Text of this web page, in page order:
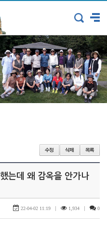
는데 왜 감옥을 안가나
22-04-02 11:19 1,934 0